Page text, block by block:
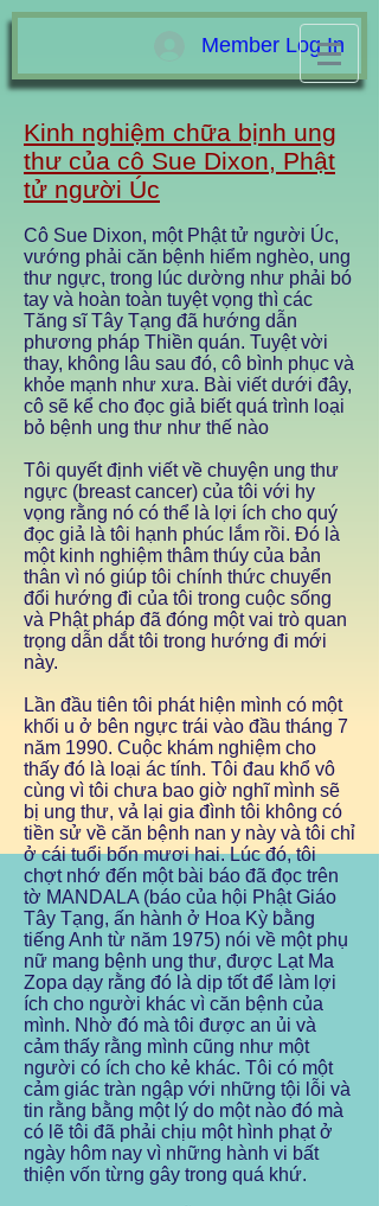
Member Log In
Kinh nghiệm chữa bịnh ung
thư của cô Sue Dixon, Phật
tử người Úc
Cô Sue Dixon, một Phật tử người Úc,
vướng phải căn bệnh hiểm nghèo, ung
thư ngực, trong lúc dường như phải bó
tay và hoàn toàn tuyệt vọng thì các
Tăng sĩ Tây Tạng đã hướng dẫn
phương pháp Thiền quán. Tuyệt vời
thay, không lâu sau đó, cô bình phục và
khỏe mạnh như xưa. Bài viết dưới đây,
cô sẽ kể cho đọc giả biết quá trình loại
bỏ bệnh ung thư như thế nào
Tôi quyết định viết về chuyện ung thư
ngực (breast cancer) của tôi với hy
vọng rằng nó có thể là lợi ích cho quý
đọc giả là tôi hạnh phúc lắm rồi. Đó là
một kinh nghiệm thâm thúy của bản
thân vì nó giúp tôi chính thức chuyển
đổi hướng đi của tôi trong cuộc sống
và Phật pháp đã đóng một vai trò quan
trọng dẫn dắt tôi trong hướng đi mới
này.
Lần đầu tiên tôi phát hiện mình có một
khối u ở bên ngực trái vào đầu tháng 7
năm 1990. Cuộc khám nghiệm cho
thấy đó là loại ác tính. Tôi đau khổ vô
cùng vì tôi chưa bao giờ nghĩ mình sẽ
bị ung thư, vả lại gia đình tôi không có
tiền sử về căn bệnh nan y này và tôi chỉ
ở cái tuổi bốn mươi hai. Lúc đó, tôi
chợt nhớ đến một bài báo đã đọc trên
tờ MANDALA (báo của hội Phật Giáo
Tây Tạng, ấn hành ở Hoa Kỳ bằng
tiếng Anh từ năm 1975) nói về một phụ
nữ mang bệnh ung thư, được Lạt Ma
Zopa dạy rằng đó là dịp tốt để làm lợi
ích cho người khác vì căn bệnh của
mình. Nhờ đó mà tôi được an ủi và
cảm thấy rằng mình cũng như một
người có ích cho kẻ khác. Tôi có một
cảm giác tràn ngập với những tội lỗi và
tin rằng bằng một lý do một nào đó mà
có lẽ tôi đã phải chịu một hình phạt ở
ngày hôm nay vì những hành vi bất
thiện vốn từng gây trong quá khứ.